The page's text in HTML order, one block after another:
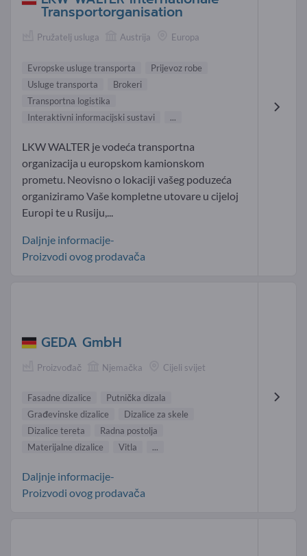
Transportorganisation
Pružatelj usluga Austrija Europa
Evropske usluge transporta
Prijevoz robe
Usluge transporta
Brokeri
Transportna logistika
Interaktivni informacijski sustavi
...
LKW WALTER je vodeća transportna
organizacija u europskom kamionskom
prometu. Neovisno o lokaciji vašeg poduzeća
organiziramo Vaše kompletne utovare u cijeloj
Europi te u Rusiju,...
Daljnje informacije-
Proizvodi ovog prodavača
GEDA GmbH
Proizvođač Njemačka Cijeli svijet
Fasadne dizalice
Putnička dizala
Građevinske dizalice
Dizalice za skele
Dizalice tereta
Radna postolja
Materijalne dizalice
Vitla ...
Daljnje informacije-
Proizvodi ovog prodavača